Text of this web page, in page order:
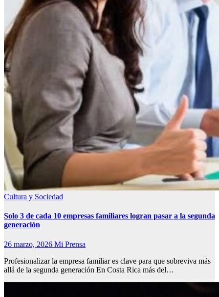
Cultura y Sociedad
Solo 3 de cada 10 empresas familiares logran pasar a la segunda
generación
26 marzo, 2026 Mi Prensa
Profesionalizar la empresa familiar es clave para que sobreviva más
allá de la segunda generación En Costa Rica más del…